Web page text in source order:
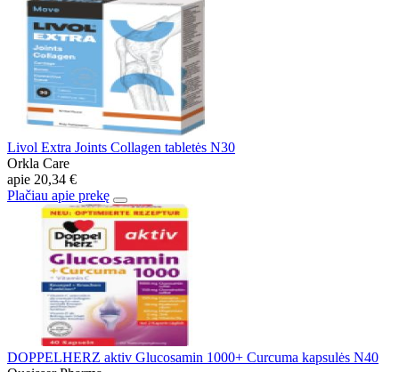
Livol Extra Joints Collagen tabletės N30
Orkla Care
apie 20,34 €
Plačiau apie prekę
DOPPELHERZ aktiv Glucosamin 1000+ Curcuma kapsulės N40